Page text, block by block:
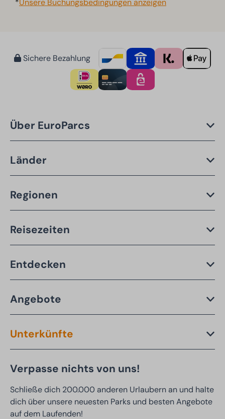
*Unsere Buchungsbedingungen anzeigen
Sichere Bezahlung
Über EuroParcs
Länder
Regionen
Reisezeiten
Entdecken
Angebote
Unterkünfte
Verpasse nichts von uns!
Schließe dich 200.000 anderen Urlaubern an und halte
dich über unsere neuesten Parks und besten Angebote
auf dem Laufenden!